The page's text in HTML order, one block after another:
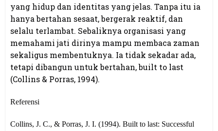
yang hidup dan identitas yang jelas. Tanpa itu ia
hanya bertahan sesaat, bergerak reaktif, dan
selalu terlambat. Sebaliknya organisasi yang
memahami jati dirinya mampu membaca zaman
sekaligus membentuknya. Ia tidak sekadar ada,
tetapi dibangun untuk bertahan, built to last
(Collins & Porras, 1994).
Referensi
Collins, J. C., & Porras, J. I. (1994). Built to last: Successful